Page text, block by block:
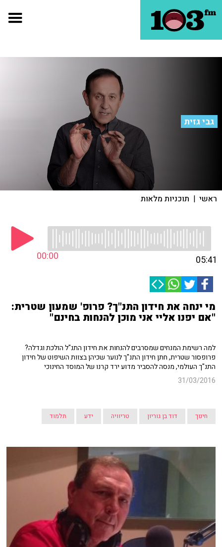
גבי גזית
ראשי | תוכניות מלאות
00:00 05:41
מי ינחה את חידון התנ"ך? פרופ' שמעון שטרית:
"אם יפנו אליי אני מוכן להנחות בחינם"
למה רשימת המנחים שמסרבים להנחות את חידון התנ"ל הולכת וגדלה?
פרופסור שטרית, חתן חידון התנ"ך לנוער שכיהן בצוות השיפוט של חידון
התנ"ך העולמי, מנסה להסביר מדוע ירד קרנו של המוסד החינוכי
31/03/2016
חינוך דוד בן גוריון טריוויה ידע תלמוד